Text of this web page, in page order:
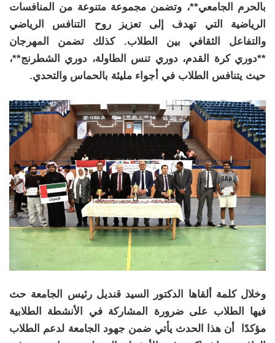
بالحرم الجامعي**، وتضمن مجموعة متنوعة من المنافسات
الرياضية التي تهدف إلى تعزيز روح التنافس الرياضي
والتفاعل الثقافي بين الطلاب. كذلك تضمن المهرجان
**دوري كرة القدم، دوري تنس الطاولة، دوري الشطرنج**،
حيث يتنافس الطلاب في أجواء مليئة بالحماس والتحدي.
وخلال كلمة ألقاها الدكتور السيد قنديل رئيس الجامعة حث
فيها الطلاب على ضرورة المشاركة في الأنشطة الطلابية
مؤكدًا أن هذا الحدث يأتي ضمن جهود الجامعة لدعم الطلاب